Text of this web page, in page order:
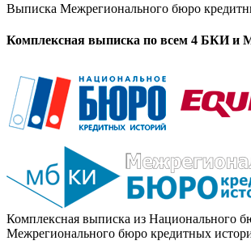
Выписка Межрегионального бюро
Комплексная выписка по всем 4 БКИ
Комплексная выписка из Национального
Межрегионального бюро кредитных